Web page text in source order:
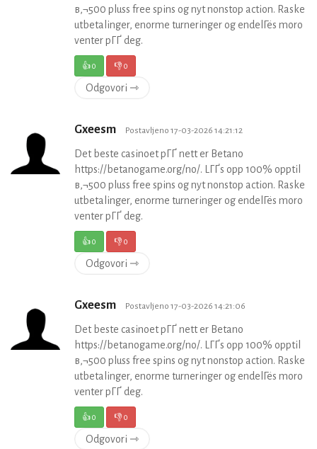
в‚¬500 pluss free spins og nyt nonstop action. Raske
utbetalinger, enorme turneringer og endelГёs moro
venter pГҐ deg.
👍0 👎0
Odgovori ⇾
Gxeesm Postavljeno 17-03-2026 14:21:12
Det beste casinoet pГҐ nett er Betano
https://betanogame.org/no/. LГҐs opp 100% opptil
в‚¬500 pluss free spins og nyt nonstop action. Raske
utbetalinger, enorme turneringer og endelГёs moro
venter pГҐ deg.
👍0 👎0
Odgovori ⇾
Gxeesm Postavljeno 17-03-2026 14:21:06
Det beste casinoet pГҐ nett er Betano
https://betanogame.org/no/. LГҐs opp 100% opptil
в‚¬500 pluss free spins og nyt nonstop action. Raske
utbetalinger, enorme turneringer og endelГёs moro
venter pГҐ deg.
👍0 👎0
Odgovori ⇾